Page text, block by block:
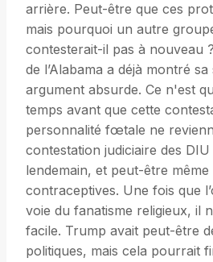
arrière. Peut-être que ces
mais pourquoi un autre
contesterait-il pas à nouveau
de l’Alabama a déjà montré
argument absurde. Ce n'est
temps avant que cette
personnalité fœtale ne
contestation judiciaire des
lendemain, et peut-être même
contraceptives. Une fois que
voie du fanatisme religieux, il
facile. Trump avait peut-être
politiques, mais cela pourrait